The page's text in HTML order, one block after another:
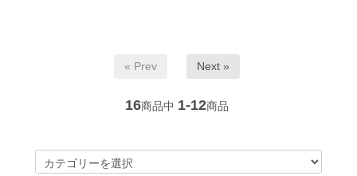
« Prev Next »
16商品中 1-12商品